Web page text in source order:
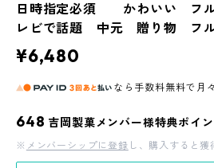
日時指定必須 かわいい フ
レビで話題 中元 贈り物 フ
¥6,480
なら 手数料無料で 月々
648 吉岡製菓メンバー様特典ポイ
※ メンバーシップに登録 し、購入すると獲